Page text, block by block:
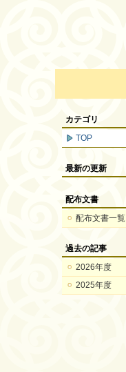
カテゴリ
TOP
最新の更新
配布文書
配布文書一覧
過去の記事
2026年度
2025年度